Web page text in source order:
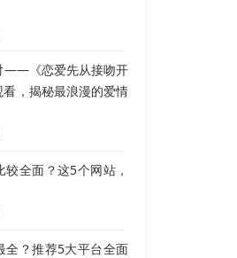
——《恋爱先从接吻开
，揭秘最浪漫的爱情
较全面？这5个网站，
全？推荐5大平台全面